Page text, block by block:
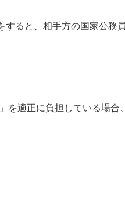
ると、相手方の国家公務
を適正に負担している場合